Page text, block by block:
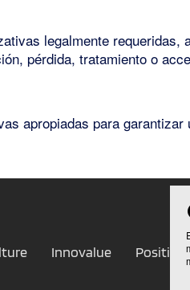
legalmente requeridas,
pérdida, tratamiento o
apropiadas para
Innovalue Positive